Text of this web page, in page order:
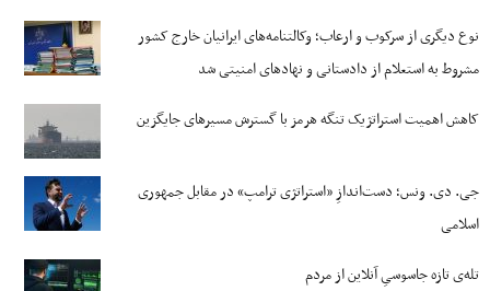
نوع دیگری از سرکوب و ارعاب؛ وکالتنامه‌های ایرانیان خارج کشور
مشروط به استعلام از دادستانی و نهادهای امنیتی شد
کاهش اهمیت استراتژیک تنگه‌ هرمز با گسترش مسیرهای جایگزین
جی‌. دی. ونس؛ دست‌اندازِ «استراتژی ترامپ» در مقابل جمهوری
اسلامی
تله‌ی تازه جاسوسیِ آنلاین از مردم